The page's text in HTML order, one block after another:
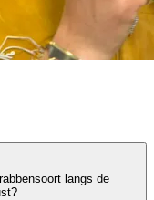
langs de